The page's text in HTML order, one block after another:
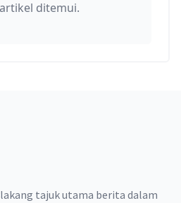
ditemui.
tajuk utama berita dalam